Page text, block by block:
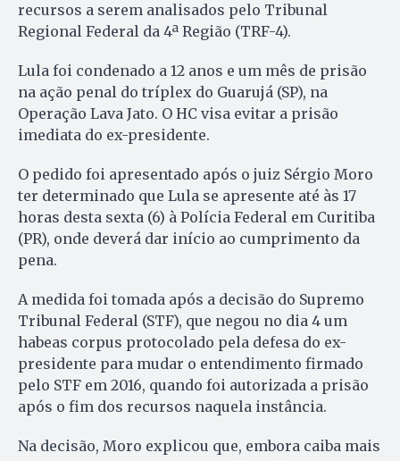
recursos a serem analisados pelo Tribunal
Regional Federal da 4ª Região (TRF-4).
Lula foi condenado a 12 anos e um mês de prisão
na ação penal do tríplex do Guarujá (SP), na
Operação Lava Jato. O HC visa evitar a prisão
imediata do ex-presidente.
O pedido foi apresentado após o juiz Sérgio Moro
ter determinado que Lula se apresente até às 17
horas desta sexta (6) à Polícia Federal em Curitiba
(PR), onde deverá dar início ao cumprimento da
pena.
A medida foi tomada após a decisão do Supremo
Tribunal Federal (STF), que negou no dia 4 um
habeas corpus protocolado pela defesa do ex-
presidente para mudar o entendimento firmado
pelo STF em 2016, quando foi autorizada a prisão
após o fim dos recursos naquela instância.
Na decisão, Moro explicou que, embora caiba mais